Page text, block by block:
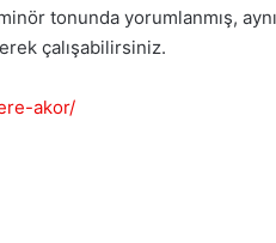
minör tonunda yorumlanmış,
çalışabilirsiniz.
akor/